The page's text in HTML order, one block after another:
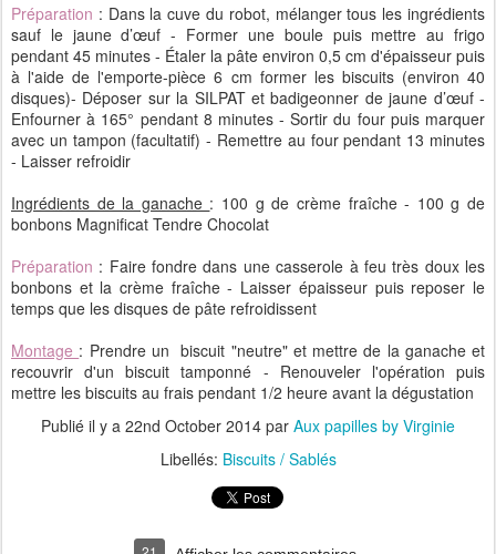
Préparation : Dans la cuve du robot, mélanger tous les ingrédients
sauf le jaune d’œuf - Former une boule puis mettre au frigo
pendant 45 minutes - Étaler la pâte environ 0,5 cm d'épaisseur puis
à l'aide de l'emporte-pièce 6 cm former les biscuits (environ 40
disques)- Déposer sur la SILPAT et badigeonner de jaune d’œuf -
Enfourner à 165° pendant 8 minutes - Sortir du four puis marquer
avec un tampon (facultatif) - Remettre au four pendant 13 minutes
- Laisser refroidir
Ingrédients de la ganache : 100 g de crème fraîche - 100 g de
bonbons Magnificat Tendre Chocolat
Préparation : Faire fondre dans une casserole à feu très doux les
bonbons et la crème fraîche - Laisser épaisseur puis reposer le
temps que les disques de pâte refroidissent
Montage : Prendre un biscuit "neutre" et mettre de la ganache et
recouvrir d'un biscuit tamponné - Renouveler l'opération puis
mettre les biscuits au frais pendant 1/2 heure avant la dégustation
Publié il y a 22nd October 2014 par Aux papilles by Virginie
Libellés: Biscuits / Sablés